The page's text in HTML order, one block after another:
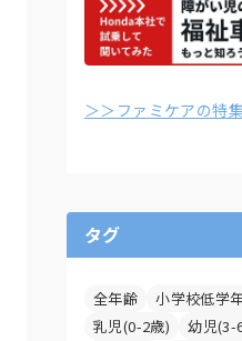
＞＞ファミケアの特
タグ
全年齢 小学校低学
乳児(0-2歳)
幼児(3-